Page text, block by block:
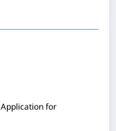
for